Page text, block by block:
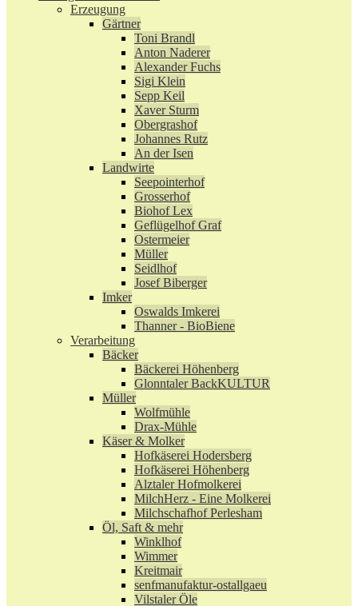
Erzeugung
Gärtner
Toni Brandl
Anton Naderer
Alexander Fuchs
Sigi Klein
Sepp Keil
Xaver Sturm
Obergrashof
Johannes Rutz
An der Isen
Landwirte
Seepointerhof
Grosserhof
Biohof Lex
Geflügelhof Graf
Ostermeier
Müller
Seidlhof
Josef Biberger
Imker
Oswalds Imkerei
Thanner - BioBiene
Verarbeitung
Bäcker
Bäckerei Höhenberg
Glonntaler BackKULTUR
Müller
Wolfmühle
Drax-Mühle
Käser & Molker
Hofkäserei Hodersberg
Hofkäserei Höhenberg
Alztaler Hofmolkerei
MilchHerz - Eine Molkerei
Milchschafhof Perlesham
Öl, Saft & mehr
Winklhof
Wimmer
Kreitmair
senfmanufaktur-ostallgaeu
Vilstaler Öle